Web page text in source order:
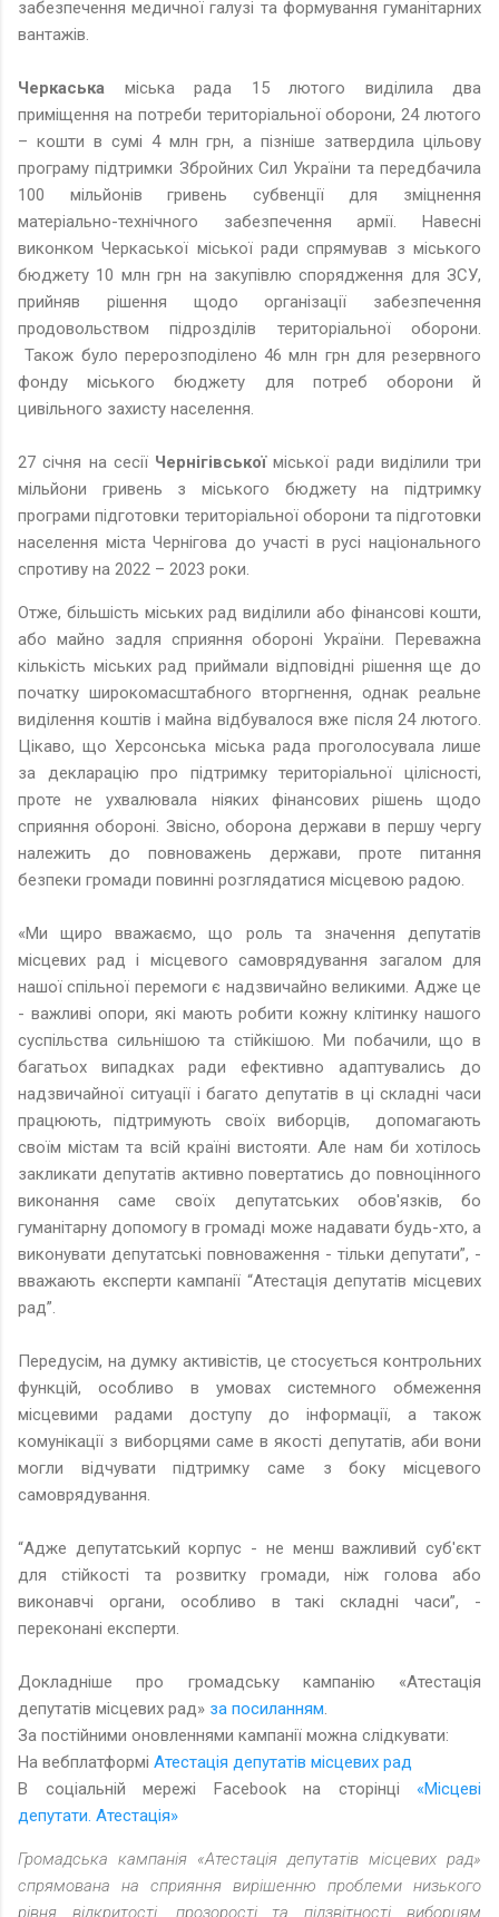
забезпечення медичної галузі та формування гуманітарних
вантажів.
Черкаська міська рада 15 лютого виділила два
приміщення на потреби територіальної оборони, 24 лютого
– кошти в сумі 4 млн грн, а пізніше затвердила цільову
програму підтримки Збройних Сил України та передбачила
100 мільйонів гривень субвенції для зміцнення
матеріально-технічного забезпечення армії. Навесні
виконком Черкаської міської ради спрямував з міського
бюджету 10 млн грн на закупівлю спорядження для ЗСУ,
прийняв рішення щодо організації забезпечення
продовольством підрозділів територіальної оборони.
Також було перерозподілено 46 млн грн для резервного
фонду міського бюджету для потреб оборони й
цивільного захисту населення.
27 січня на сесії Чернігівськоїміської ради виділили три
мільйони гривень з міського бюджету на підтримку
програми підготовки територіальної оборони та підготовки
населення міста Чернігова до участі в русі національного
спротиву на 2022 – 2023 роки.
Отже, більшість міських рад виділили або фінансові кошти,
або майно задля сприяння обороні України. Переважна
кількість міських рад приймали відповідні рішення ще до
початку широкомасштабного вторгнення, однак реальне
виділення коштів і майна відбувалося вже після 24 лютого.
Цікаво, що Херсонська міська рада проголосувала лише
за декларацію про підтримку територіальної цілісності,
проте не ухвалювала ніяких фінансових рішень щодо
сприяння обороні. Звісно, оборона держави в першу чергу
належить до повноважень держави, проте питання
безпеки громади повинні розглядатися місцевою радою.
«Ми щиро вважаємо, що роль та значення депутатів
місцевих рад і місцевого самоврядування загалом для
нашої спільної перемоги є надзвичайно великими. Адже це
- важливі опори, які мають робити кожну клітинку нашого
суспільства сильнішою та стійкішою. Ми побачили, що в
багатьох випадках ради ефективно адаптувались до
надзвичайної ситуації і багато депутатів в ці складні часи
працюють, підтримують своїх виборців, допомагають
своїм містам та всій країні вистояти. Але нам би хотілось
закликати депутатів активно повертатись до повноцінного
виконання саме своїх депутатських обов'язків, бо
гуманітарну допомогу в громаді може надавати будь-хто, а
виконувати депутатські повноваження - тільки депутати”, -
вважають експерти кампанії “Атестація депутатів місцевих
рад”.
Передусім, на думку активістів, це стосується контрольних
функцій, особливо в умовах системного обмеження
місцевими радами доступу до інформації, а також
комунікації з виборцями саме в якості депутатів, аби вони
могли відчувати підтримку саме з боку місцевого
самоврядування.
“Адже депутатський корпус - не менш важливий суб'єкт
для стійкості та розвитку громади, ніж голова або
виконавчі органи, особливо в такі складні часи”, -
переконані експерти.
Докладніше про громадську кампанію «Атестація
депутатів місцевих рад» за посиланням.
За постійними оновленнями кампанії можна слідкувати:
На вебплатформі Атестація депутатів місцевих рад
В соціальній мережі Facebook на сторінці «Місцеві
депутати. Атестація»
Громадська кампанія «Атестація депутатів місцевих рад»
спрямована на сприяння вирішенню проблеми низького
рівня відкритості, прозорості та підзвітності виборцям